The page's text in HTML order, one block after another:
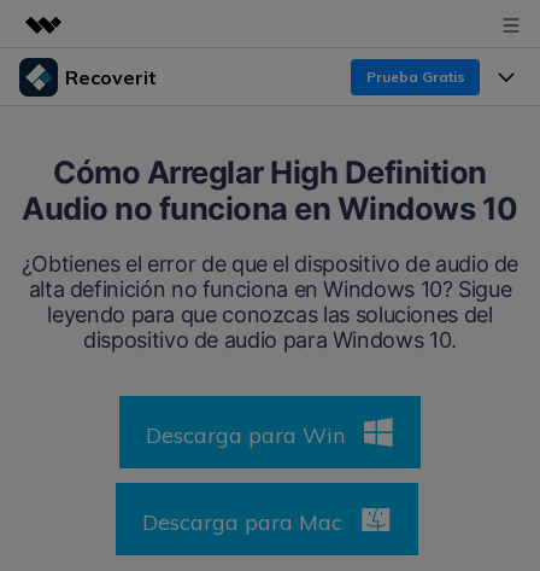
Productos destacados
Utilidades
Empresas
Resumen
Sala de prensa
Recoverit Prueba Gratis
Líder en recuperación para Windows
Pruébalo Gratis
Recoverit para Mac
Recupera datos ilimitados del sistema Mac
Pruébalo Gratis
Funciones
Recuperar de Unidades
Recuperar Medios Borrados
Recuperar Documentos
Recursos
Historias de Clientes
Temas Destacados
DESCARGAR Sign In
Cómo Arreglar High Definition
Audio no funciona en Windows 10
¿Obtienes el error de que el dispositivo de audio de
alta definición no funciona en Windows 10? Sigue
leyendo para que conozcas las soluciones del
dispositivo de audio para Windows 10.
Descarga para Win
Descarga para Mac